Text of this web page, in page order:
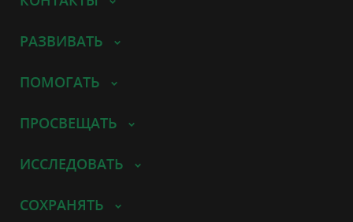
РАЗВИВАТЬ
ПОМОГАТЬ
ПРОСВЕЩАТЬ
ИССЛЕДОВАТЬ
СОХРАНЯТЬ